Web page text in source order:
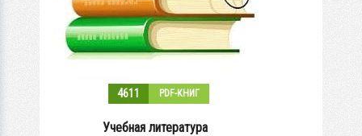
4611 PDF-КНИГ
Учебная литература